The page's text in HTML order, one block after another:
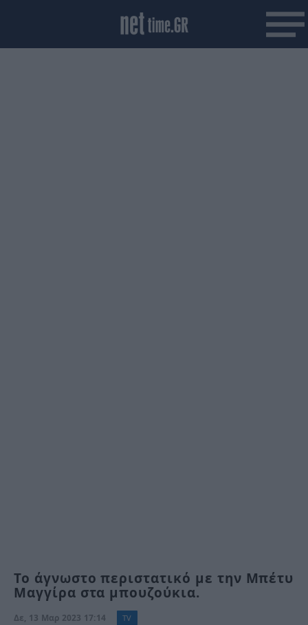
Το άγνωστο περιστατικό με την Μπέτυ
Μαγγίρα στα μπουζούκια.
Δε, 13 Μαρ 2023 17:14 TV